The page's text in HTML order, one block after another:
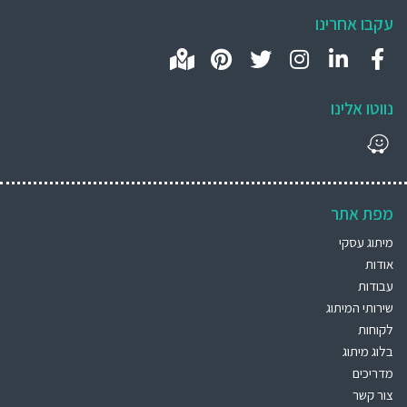
עקבו אחרינו
נווטו אלינו
מפת אתר
מיתוג עסקי
אודות
עבודות
שירותי המיתוג
לקוחות
בלוג מיתוג
מדריכים
צור קשר